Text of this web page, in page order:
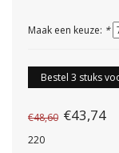
Maak een keuze: *
Bestel 3 stuks
€48,60 €43,74
220